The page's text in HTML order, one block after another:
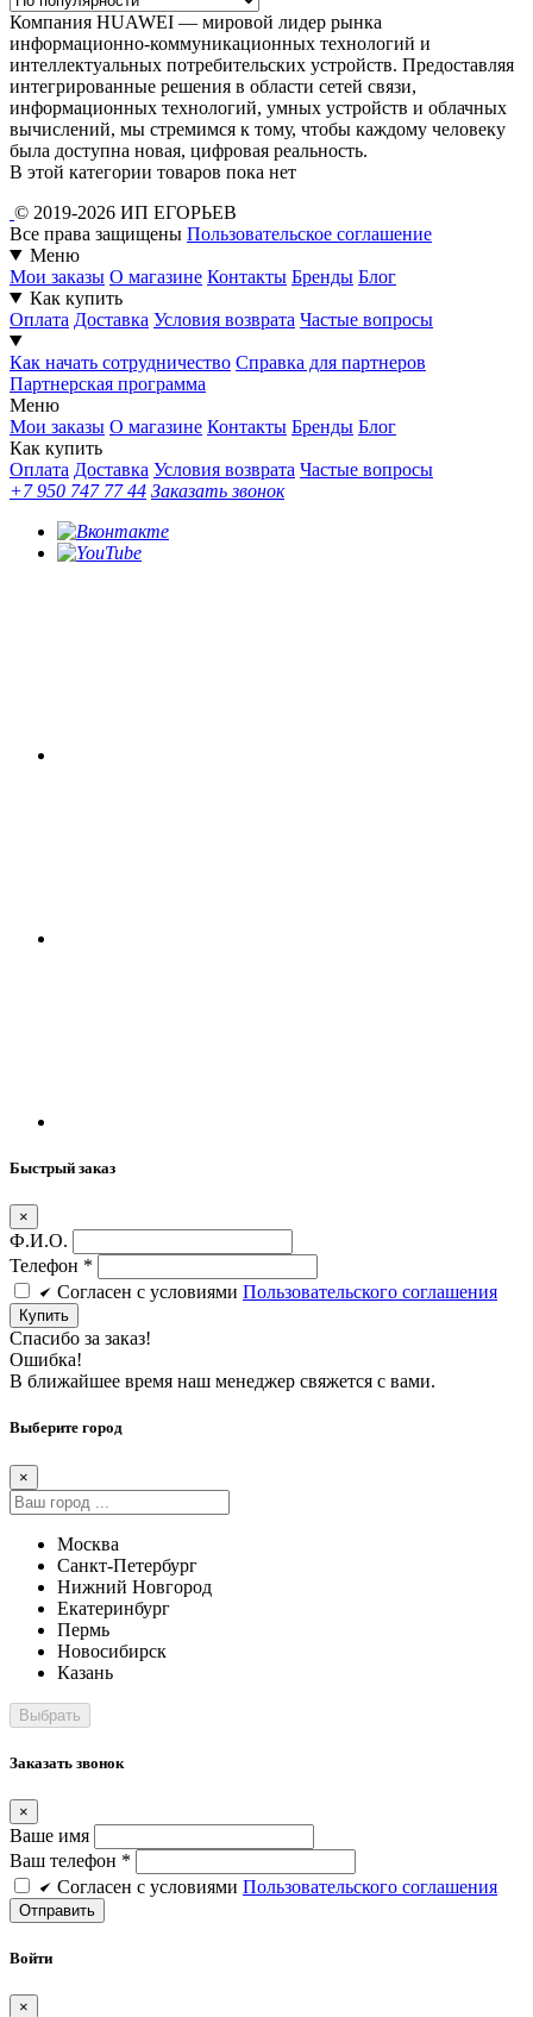
Компания HUAWEI — мировой лидер рынка
информационно-коммуникационных технологий и
интеллектуальных потребительских устройств. Предоставляя
интегрированные решения в области сетей связи,
информационных технологий, умных устройств и облачных
вычислений, мы стремимся к тому, чтобы каждому человеку
была доступна новая, цифровая реальность.
В этой категории товаров пока нет
© 2019-2026 ИП ЕГОРЬЕВ
Все права защищены Пользовательское соглашение
Меню
Мои заказы О магазине Контакты Бренды Блог
Как купить
Оплата Доставка Условия возврата Частые вопросы
Как начать сотрудничество Справка для партнеров
Партнерская программа
Меню
Мои заказы О магазине Контакты Бренды Блог
Как купить
Оплата Доставка Условия возврата Частые вопросы
+7 950 747 77 44 Заказать звонок
Быстрый заказ
×
Ф.И.О.
Телефон *
Cогласен c условиями Пользовательского соглашения
Купить
Спасибо за заказ!
Ошибка!
В ближайшее время наш менеджер свяжется с вами.
Выберите город
×
Москва
Санкт-Петербург
Нижний Новгород
Екатеринбург
Пермь
Новосибирск
Казань
Заказать звонок
×
Ваше имя
Ваш телефон *
Cогласен c условиями Пользовательского соглашения
Войти
×